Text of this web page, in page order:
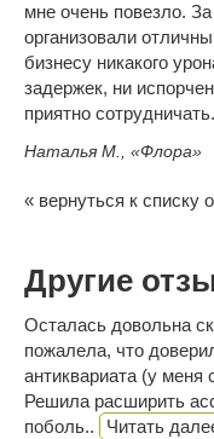
мне очень повезло.
организовали
бизнесу никакого
задержек, ни
приятно сотрудничать.
Наталья М., «Флора»
« вернуться к списку
Другие
Осталась довольна
пожалела, что
антиквариата (у
Решила расширить
поболь..
Читать